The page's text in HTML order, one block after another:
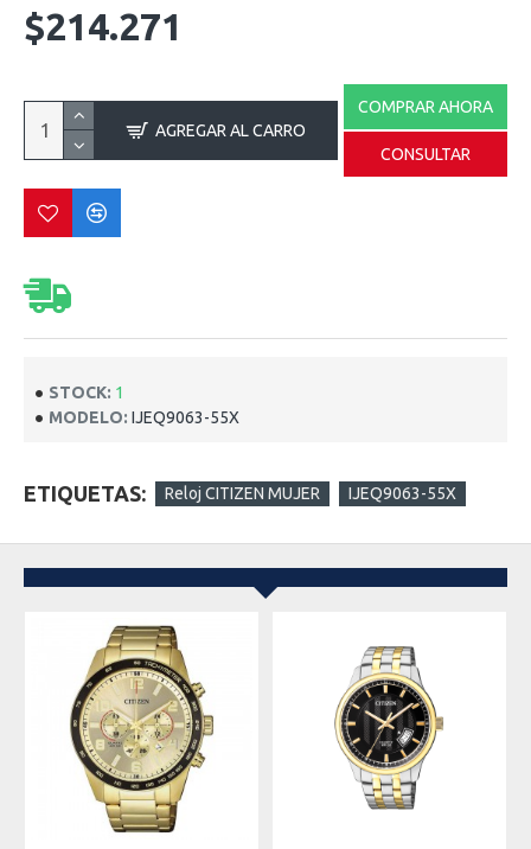
STOCK: 1
MODELO: IJEQ9063-55X
$214.271
AGREGAR AL CARRO
COMPRAR AHORA
CONSULTAR
ETIQUETAS: Reloj CITIZEN MUJER IJEQ9063-55X